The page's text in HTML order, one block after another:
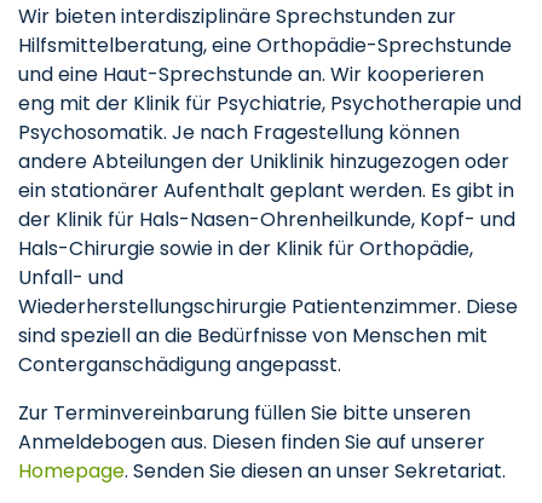
Wir bieten interdisziplinäre Sprechstunden zur
Hilfsmittelberatung, eine Orthopädie-Sprechstunde
und eine Haut-Sprechstunde an. Wir kooperieren
eng mit der Klinik für Psychiatrie, Psychotherapie und
Psychosomatik. Je nach Fragestellung können
andere Abteilungen der Uniklinik hinzugezogen oder
ein stationärer Aufenthalt geplant werden. Es gibt in
der Klinik für Hals-Nasen-Ohrenheilkunde, Kopf- und
Hals-Chirurgie sowie in der Klinik für Orthopädie,
Unfall- und
Wiederherstellungschirurgie Patientenzimmer. Diese
sind speziell an die Bedürfnisse von Menschen mit
Conterganschädigung angepasst.
Zur Terminvereinbarung füllen Sie bitte unseren
Anmeldebogen aus. Diesen finden Sie auf unserer
Homepage. Senden Sie diesen an unser Sekretariat.